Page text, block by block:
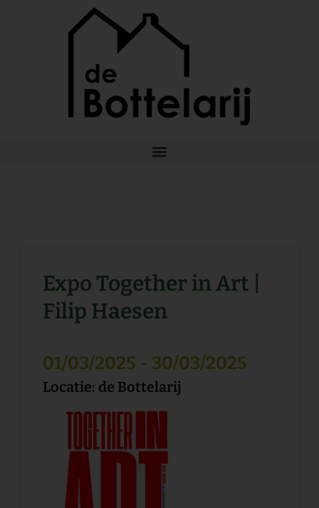
Expo Together in Art |
Filip Haesen
01/03/2025 - 30/03/2025
Locatie: de Bottelarij